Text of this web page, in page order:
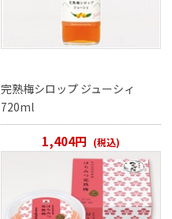
完熟梅シロップ ジューシィ
720ml
1,404円 (税込)